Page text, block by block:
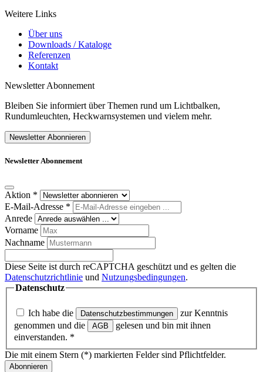
Weitere Links
Über uns
Downloads / Kataloge
Referenzen
Kontakt
Newsletter Abonnement
Bleiben Sie informiert über Themen rund um Lichtbalken,
Rundumleuchten, Heckwarnsystemen und vielem mehr.
Newsletter Abonnieren
Newsletter Abonnement
Aktion *
E-Mail-Adresse *
Anrede
Vorname
Nachname
Diese Seite ist durch reCAPTCHA geschützt und es gelten die
Datenschutzrichtlinie und Nutzungsbedingungen.
Datenschutz
Ich habe die Datenschutzbestimmungen
zur Kenntnis
genommen und die
AGB
gelesen und bin mit ihnen
einverstanden. *
Die mit einem Stern (*) markierten Felder sind Pflichtfelder.
Abonnieren